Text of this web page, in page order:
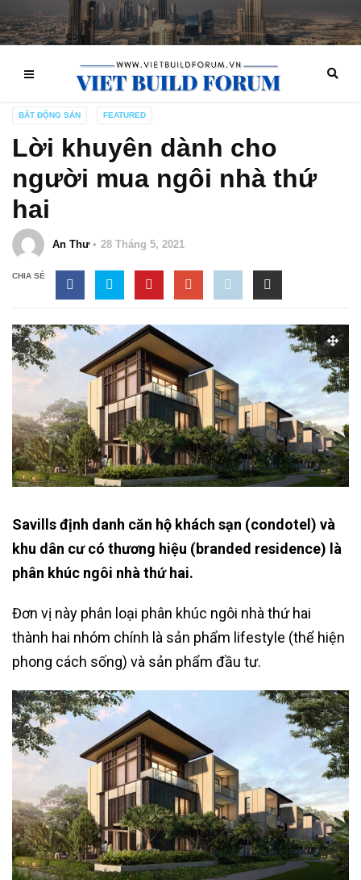
BẤT ĐỘNG SẢN FEATURED
Lời khuyên dành cho
người mua ngôi nhà thứ
hai
An Thư 28 Tháng 5, 2021
CHIA SẺ
Savills định danh căn hộ khách sạn (condotel) và
khu dân cư có thương hiệu (branded residence) là
phân khúc ngôi nhà thứ hai.
Đơn vị này phân loại phân khúc ngôi nhà thứ hai
thành hai nhóm chính là sản phẩm lifestyle (thể hiện
phong cách sống) và sản phẩm đầu tư.